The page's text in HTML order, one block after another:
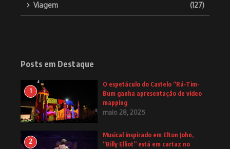
Viagem (127)
Posts em Destaque
1
O espetáculo do Castelo “Rá-Tim-
Bum ganha apresentação de video
mapping
maio 28, 2025
2
Musical inspirado em Elton John,
“Billy Elliot” está em cartaz no